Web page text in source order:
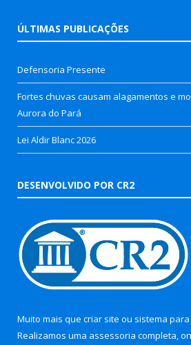
ÚLTIMAS PUBLICAÇÕES
Defensoria Presente
Fortes chuvas causam alagamentos e
Aurora do Pará
Lei Aldir Blanc 2026
DESENVOLVIDO POR CR2
Muito mais que criar site ou sistema
Realizamos uma assessoria completa,